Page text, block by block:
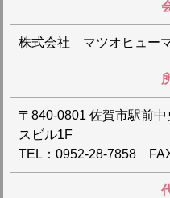
株式会社 マツオヒュー
〒840-0801 佐賀市駅前
スビル1F
TEL：0952-28-7858